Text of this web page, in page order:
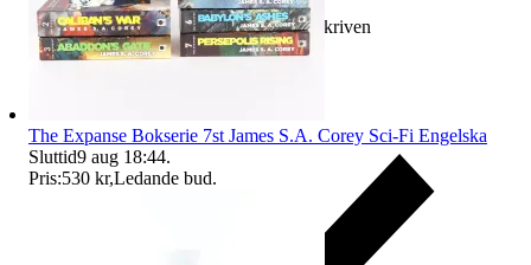
Ersättning om varan inte är som beskriven
The Expanse Bokserie 7st James S.A. Corey Sci-Fi Engelska
Sluttid9 aug 18:44.
Pris:530 kr,Ledande bud.